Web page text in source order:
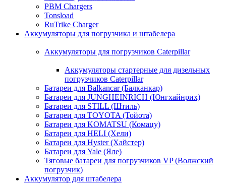
PBM Chargers
Tonsload
RuTrike Charger
Аккумуляторы для погрузчика и штабелера
Аккумуляторы для погрузчиков Caterpillar
Аккумуляторы стартерные для дизельных
погрузчиков Caterpillar
Батареи для Balkancar (Балканкар)
Батареи для JUNGHEINRICH (Юнгхайнрих)
Батареи для STILL (Штиль)
Батареи для TOYOTA (Тойота)
Батареи для KOMATSU (Комацу)
Батареи для HELI (Хели)
Батареи для Hyster (Хайстер)
Батареи для Yale (Яле)
Тяговые батареи для погрузчиков VP (Волжский
погрузчик)
Аккумулятор для штабелера